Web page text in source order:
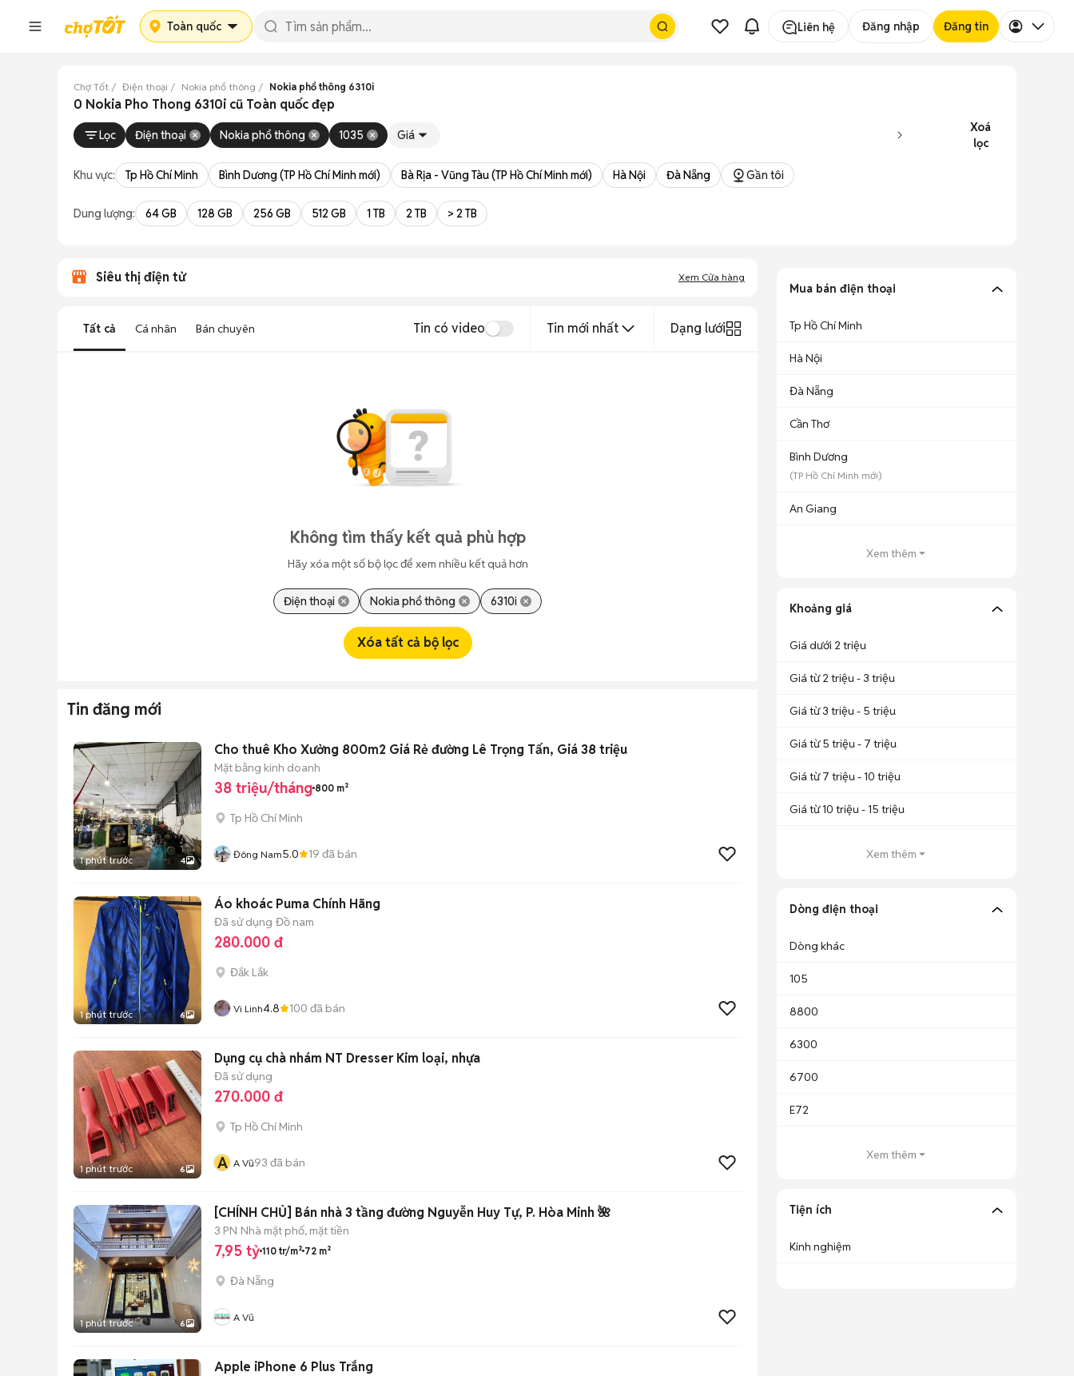
Toàn quốc Liên hệ Đăng nhập Đăng tin
Chợ Tốt Điện thoại Nokia phổ thông Nokia phổ thông 6310i
0 Nokia Pho Thong 6310i cũ Toàn quốc đẹp
Lọc Điện thoại Nokia phổ thông 1035 Giá
Xoá
lọc
Khu vực: Tp Hồ Chí Minh Bình Dương (TP Hồ Chí Minh mới) Bà Rịa - Vũng Tàu (TP Hồ Chí Minh mới) Hà Nội Đà Nẵng Gần tôi
Dung lượng: 64 GB 128 GB 256 GB 512 GB 1 TB 2 TB > 2 TB
Siêu thị điện tử Xem Cửa hàng
Tất cả Cá nhân Bán chuyên Tin có video Tin mới nhất Dạng lưới
Không tìm thấy kết quả phù hợp
Hãy xóa một số bộ lọc để xem nhiều kết quả hơn
Điện thoại Nokia phổ thông 6310i
Xóa tất cả bộ lọc
Tin đăng mới
1 phút trước 4
Cho thuê Kho Xưởng 800m2 Giá Rẻ đường Lê Trọng Tấn, Giá 38 triệu
Mặt bằng kinh doanh
38 triệu/tháng 800 m²
Tp Hồ Chí Minh
Đông Nam5.0 19 đã bán
1 phút trước 6
Áo khoác Puma Chính Hãng
Đã sử dụng Đồ nam
280.000 đ
Đắk Lắk
Vi Linh4.8 100 đã bán
1 phút trước 6
Dụng cụ chà nhám NT Dresser Kim loại, nhựa
Đã sử dụng
270.000 đ
Tp Hồ Chí Minh
A A Vũ93 đã bán
1 phút trước 6
[CHÍNH CHỦ] Bán nhà 3 tầng đường Nguyễn Huy Tự, P. Hòa Minh 🌺
3 PN Nhà mặt phố, mặt tiền
7,95 tỷ 110 tr/m² 72 m²
Đà Nẵng
A Vũ
Apple iPhone 6 Plus Trắng
Mua bán điện thoại
Tp Hồ Chí Minh
Hà Nội
Đà Nẵng
Cần Thơ
Bình Dương
(TP Hồ Chí Minh mới)
An Giang
Xem thêm
Khoảng giá
Giá dưới 2 triệu
Giá từ 2 triệu - 3 triệu
Giá từ 3 triệu - 5 triệu
Giá từ 5 triệu - 7 triệu
Giá từ 7 triệu - 10 triệu
Giá từ 10 triệu - 15 triệu
Xem thêm
Dòng điện thoại
Dòng khác
105
8800
6300
6700
E72
Xem thêm
Tiện ích
Kinh nghiệm